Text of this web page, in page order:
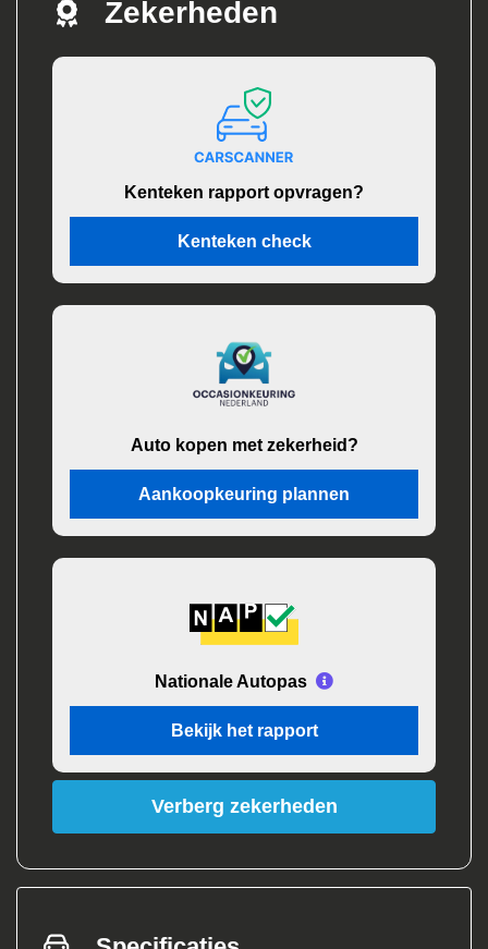
Zekerheden
Kenteken rapport opvragen?
Kenteken check
Auto kopen met zekerheid?
Aankoopkeuring plannen
Nationale Autopas
Bekijk het rapport
Verberg zekerheden